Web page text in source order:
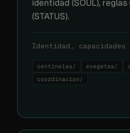
identidad (SOUL),
(STATUS).
Identidad,
centinelas/ exegetas/
coordinacion/